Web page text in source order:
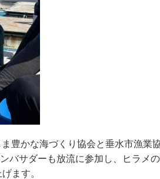
豊かな海づくり協会と垂水市漁業
サダーも放流に参加し、ヒラメ
ます。